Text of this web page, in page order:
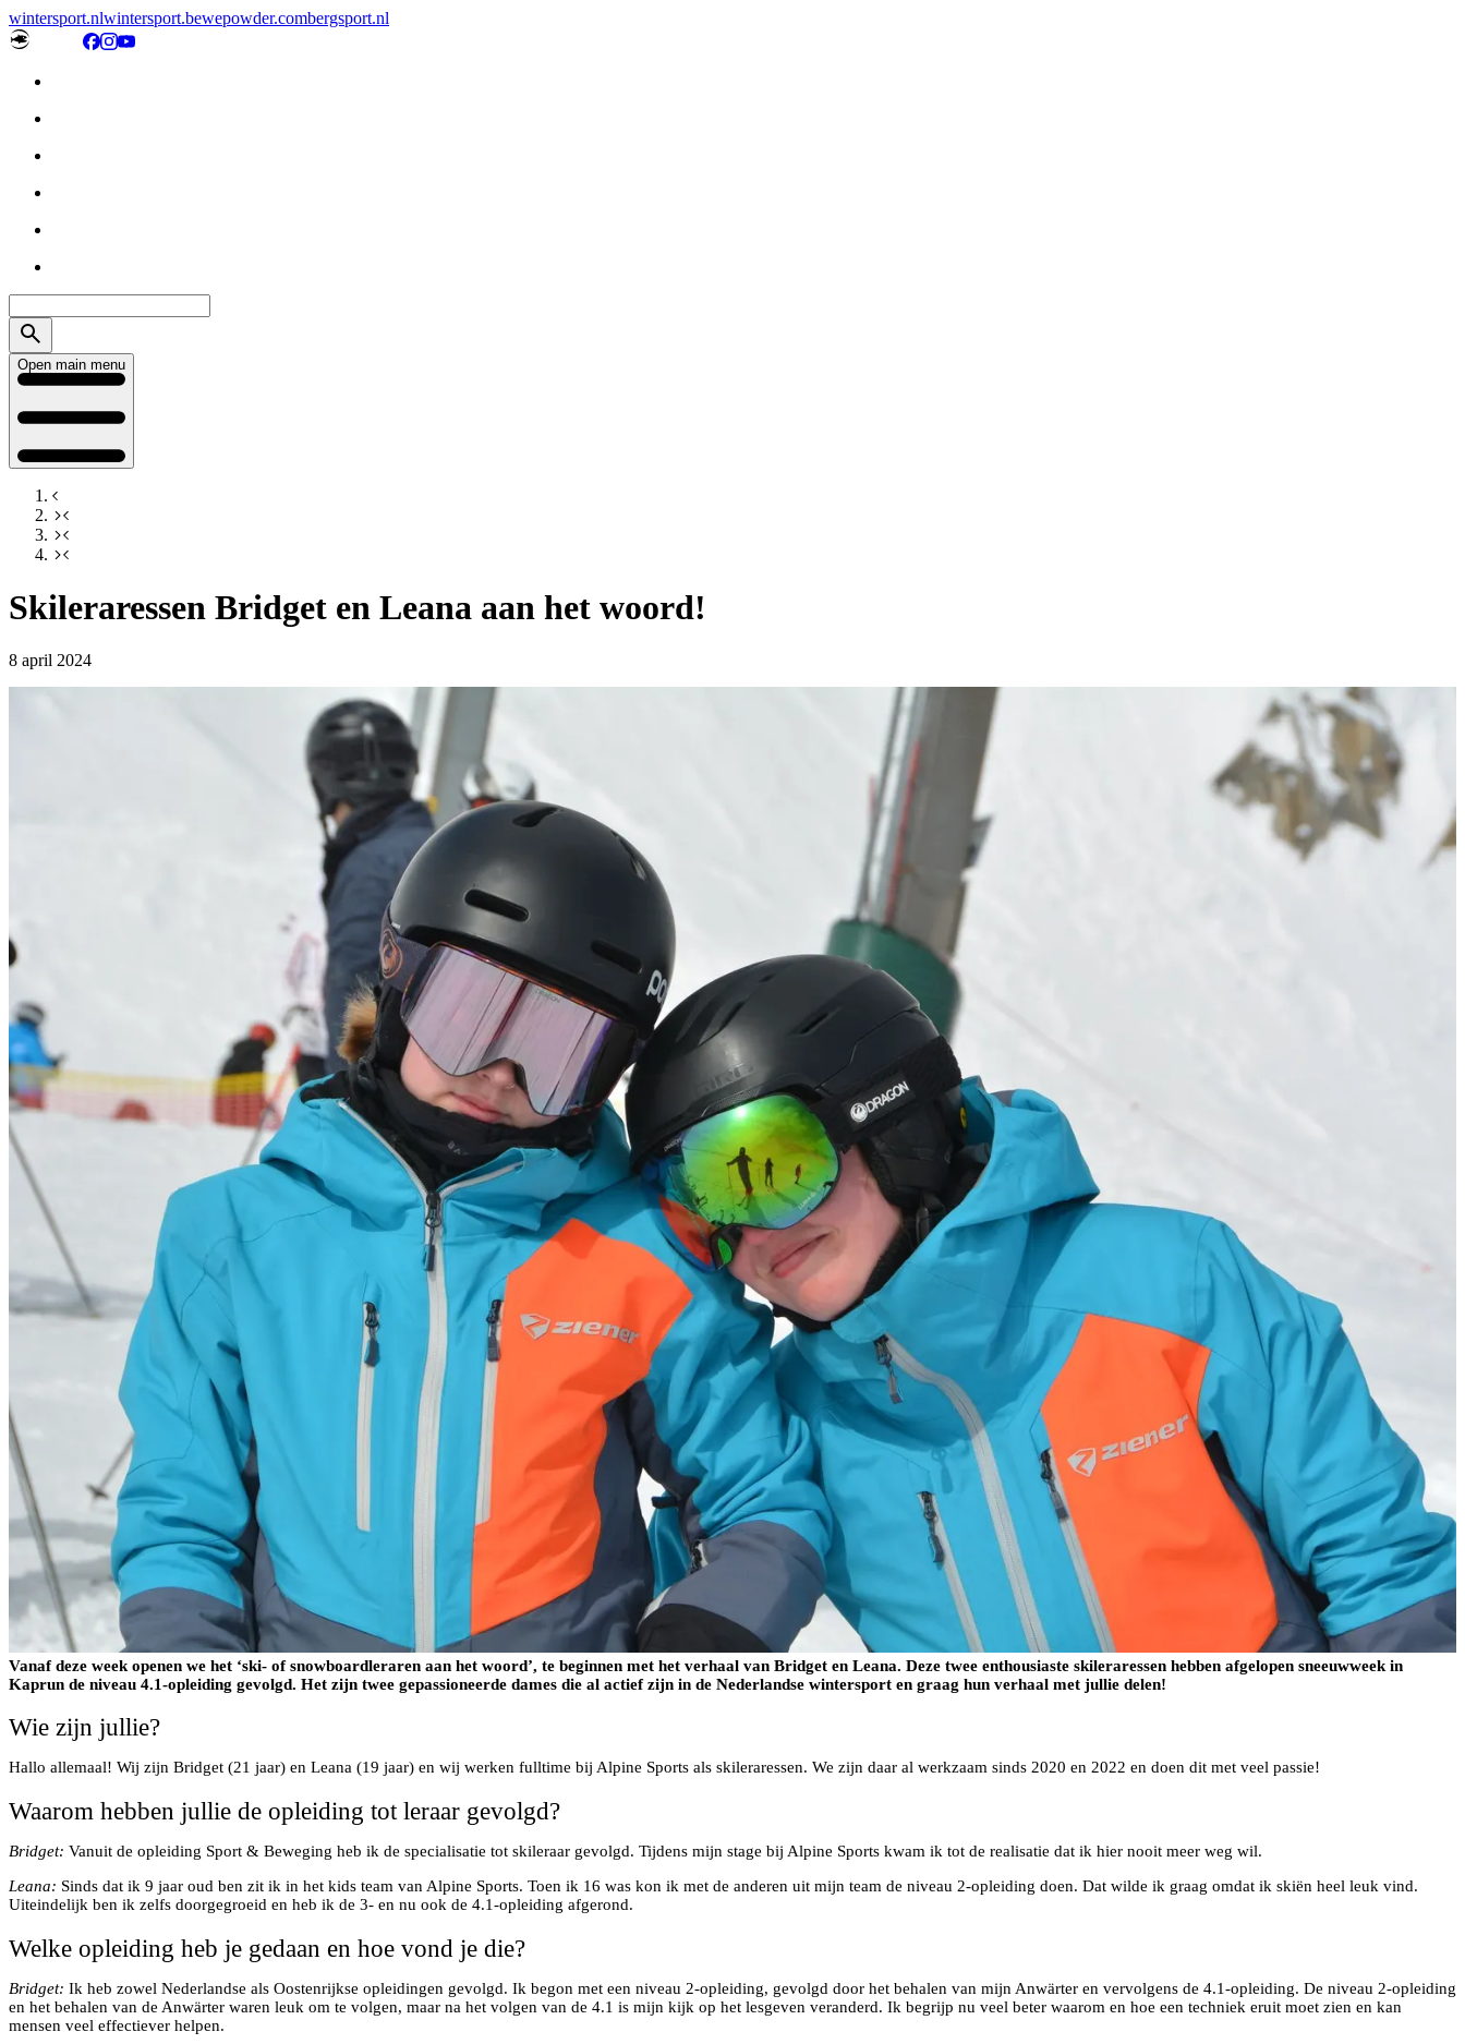
wintersport.nlwintersport.bewepowder.combergsport.nl
Open main menu
Skileraressen Bridget en Leana aan het woord!
8 april 2024
Vanaf deze week openen we het ‘ski- of snowboardleraren aan het woord’, te beginnen met het verhaal van Bridget en Leana. Deze twee enthousiaste skileraressen hebben afgelopen sneeuwweek in
Kaprun de niveau 4.1-opleiding gevolgd. Het zijn twee gepassioneerde dames die al actief zijn in de Nederlandse wintersport en graag hun verhaal met jullie delen!
Wie zijn jullie?
Hallo allemaal! Wij zijn Bridget (21 jaar) en Leana (19 jaar) en wij werken fulltime bij Alpine Sports als skileraressen. We zijn daar al werkzaam sinds 2020 en 2022 en doen dit met veel passie!
Waarom hebben jullie de opleiding tot leraar gevolgd?
Bridget: Vanuit de opleiding Sport & Beweging heb ik de specialisatie tot skileraar gevolgd. Tijdens mijn stage bij Alpine Sports kwam ik tot de realisatie dat ik hier nooit meer weg wil.
Leana: Sinds dat ik 9 jaar oud ben zit ik in het kids team van Alpine Sports. Toen ik 16 was kon ik met de anderen uit mijn team de niveau 2-opleiding doen. Dat wilde ik graag omdat ik skiën heel leuk vind.
Uiteindelijk ben ik zelfs doorgegroeid en heb ik de 3- en nu ook de 4.1-opleiding afgerond.
⁠Welke opleiding heb je gedaan en hoe vond je die?
Bridget: Ik heb zowel Nederlandse als Oostenrijkse opleidingen gevolgd. Ik begon met een niveau 2-opleiding, gevolgd door het behalen van mijn Anwärter en vervolgens de 4.1-opleiding. De niveau 2-opleiding
en het behalen van de Anwärter waren leuk om te volgen, maar na het volgen van de 4.1 is mijn kijk op het lesgeven veranderd. Ik begrijp nu veel beter waarom en hoe een techniek eruit moet zien en kan
mensen veel effectiever helpen.